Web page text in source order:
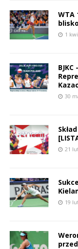
WTA
1
30
21
19